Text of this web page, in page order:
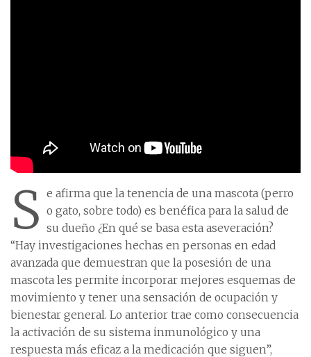
S e afirma que la tenencia de una mascota (perro
o gato, sobre todo) es benéfica para la salud de
su dueño ¿En qué se basa esta aseveración?
“Hay investigaciones hechas en personas en edad
avanzada que demuestran que la posesión de una
mascota les permite incorporar mejores esquemas de
movimiento y tener una sensación de ocupación y
bienestar general. Lo anterior trae como consecuencia
la activación de su sistema inmunológico y una
respuesta más eficaz a la medicación que siguen”,